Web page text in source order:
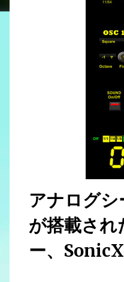
アナログ
が搭載さ
ー、